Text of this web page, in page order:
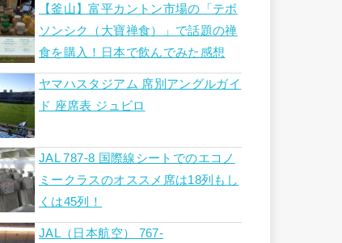
【釜山】富平カントン市場の「テボ
ソンシク（大寶禅食）」で話題の禅
食を購入！日本で飲んでみた感想
ヤマハスタジアム 席別アングルガイ
ド 座席表 ジュビロ
JAL 787-8 国際線シートでのエコノ
ミークラスのオススメ席は18列もし
くは45列！
JAL（日本航空） 767-